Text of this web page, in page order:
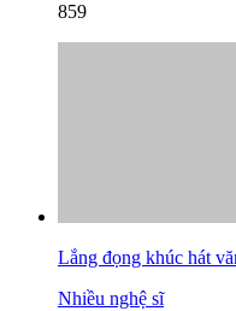
859
Lắng đọng khúc hát
Nhiều nghệ sĩ